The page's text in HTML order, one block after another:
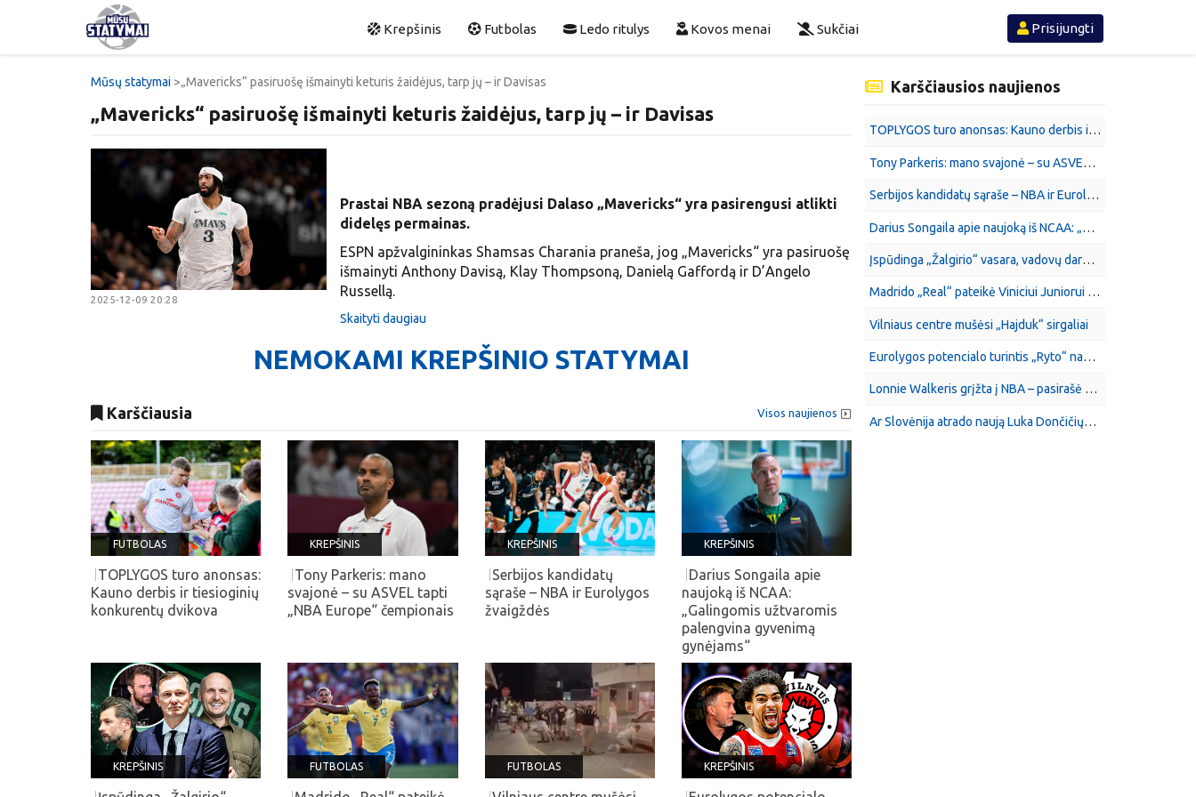
Krepšinis Futbolas Ledo ritulys Kovos menai Sukčiai Prisijungti
Mūsų statymai „Mavericks“ pasiruošę išmainyti keturis žaidėjus, tarp jų – ir Davisas
„Mavericks“ pasiruošę išmainyti keturis žaidėjus, tarp jų – ir Davisas
2025-12-09 20:28
Prastai NBA sezoną pradėjusi Dalaso „Mavericks“ yra pasirengusi atlikti
didelęs permainas.
ESPN apžvalgininkas Shamsas Charania praneša, jog „Mavericks“ yra pasiruošę
išmainyti Anthony Davisą, Klay Thompsoną, Danielą Gaffordą ir D’Angelo
Russellą.
Skaityti daugiau
NEMOKAMI KREPŠINIO STATYMAI
Karščiausia Visos naujienos
FUTBOLAS
TOPLYGOS turo anonsas:
Kauno derbis ir tiesioginių
konkurentų dvikova
KREPŠINIS
Tony Parkeris: mano
svajonė – su ASVEL tapti
„NBA Europe“ čempionais
KREPŠINIS
Serbijos kandidatų
sąraše – NBA ir Eurolygos
žvaigždės
KREPŠINIS
Darius Songaila apie
naujoką iš NCAA:
„Galingomis užtvaromis
palengvina gyvenimą
gynėjams“
KREPŠINIS FUTBOLAS FUTBOLAS KREPŠINIS
Karščiausios naujienos
TOPLYGOS turo anonsas: Kauno derbis ir tiesioginių konkurentų dvikova
Tony Parkeris: mano svajonė – su ASVEL tapti „NBA Europe“ čempionais
Serbijos kandidatų sąraše – NBA ir Eurolygos žvaigždės
Darius Songaila apie naujoką iš NCAA: „Galingomis užtvaromis palengvina gyvenimą gynėjams“
Įspūdinga „Žalgirio“ vasara, vadovų darbas ir aukščiausias balas
Madrido „Real“ pateikė Viniciui Juniorui pagerintą pasiūlymą pratęsti sutartį
Vilniaus centre mušėsi „Hajduk“ sirgaliai
Eurolygos potencialo turintis „Ryto“ naujokas: ryškios stiprybės ir procentai
Lonnie Walkeris grįžta į NBA – pasirašė sutartį su Denver „Nuggets“ klubu
Ar Slovėnija atrado naują Luka Dončičių? 17-metis jau lyginamas su NBA žvaigžde